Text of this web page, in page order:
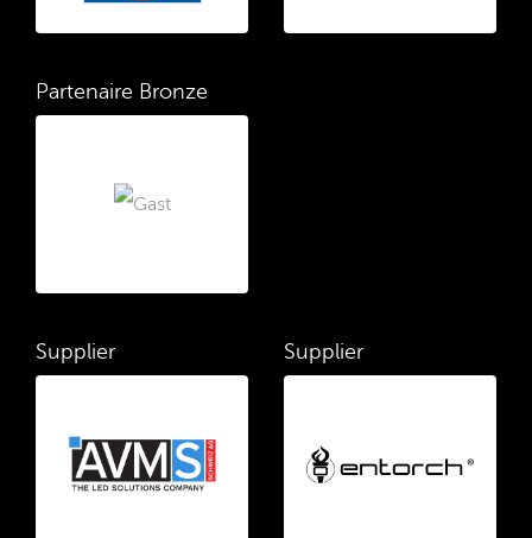
Partenaire Bronze
Supplier Supplier